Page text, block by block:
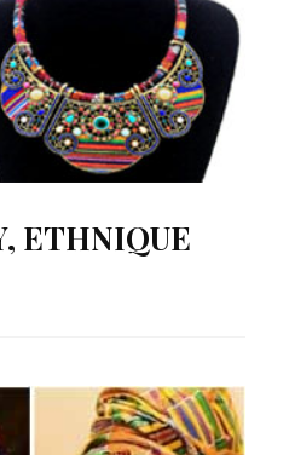
ETHNIQUE